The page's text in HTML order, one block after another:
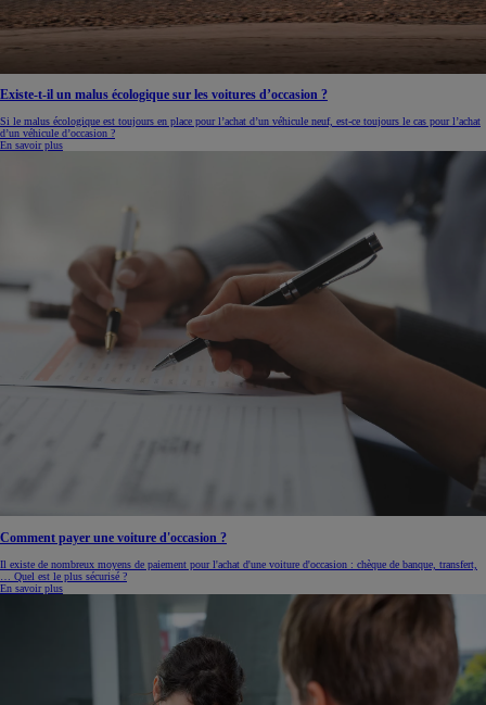
Existe-t-il un malus écologique sur les voitures d’occasion ?
Si le malus écologique est toujours en place pour l’achat d’un véhicule neuf, est-ce toujours le cas pour l’achat
d’un véhicule d’occasion ?
En savoir plus
Comment payer une voiture d'occasion ?
Il existe de nombreux moyens de paiement pour l'achat d'une voiture d'occasion : chèque de banque, transfert,
… Quel est le plus sécurisé ?
En savoir plus